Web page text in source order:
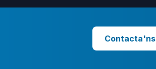
Contacta'ns